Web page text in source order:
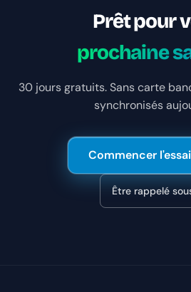
Prêt pour
prochaine
30 jours gratuits. Sans carte
synchronisés
Commencer
Être rappelé